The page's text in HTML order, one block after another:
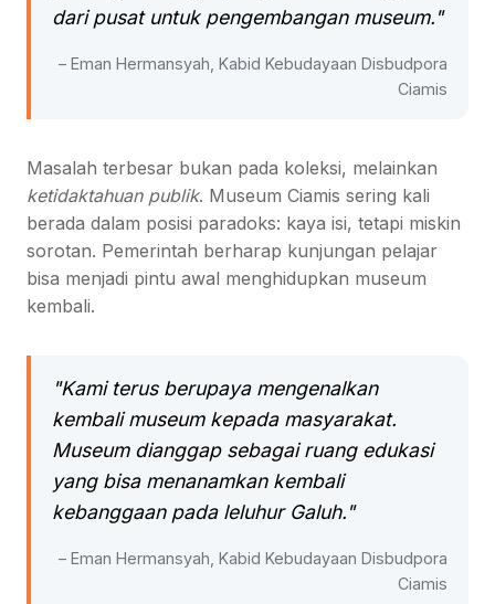
dari pusat untuk pengembangan museum."
– Eman Hermansyah, Kabid Kebudayaan Disbudpora
Ciamis
Masalah terbesar bukan pada koleksi, melainkan
ketidaktahuan publik. Museum Ciamis sering kali
berada dalam posisi paradoks: kaya isi, tetapi miskin
sorotan. Pemerintah berharap kunjungan pelajar
bisa menjadi pintu awal menghidupkan museum
kembali.
"Kami terus berupaya mengenalkan
kembali museum kepada masyarakat.
Museum dianggap sebagai ruang edukasi
yang bisa menanamkan kembali
kebanggaan pada leluhur Galuh."
– Eman Hermansyah, Kabid Kebudayaan Disbudpora
Ciamis